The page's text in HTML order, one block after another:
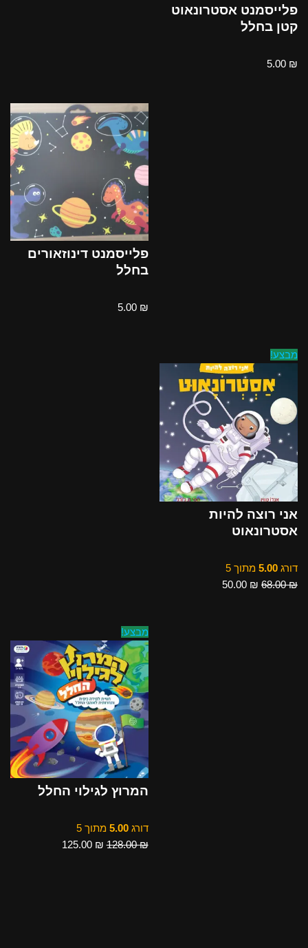
פלייסמנט אסטרונאוט
קטן בחלל
5.00 ₪
פלייסמנט דינוזאורים
בחלל
5.00 ₪
מבצע!
אני רוצה להיות
אסטרונאוט
דורג 5.00 מתוך 5
68.00₪
50.00 ₪
מבצע!
המרוץ לגילוי החלל
דורג5.00 מתוך 5
128.00₪
125.00 ₪